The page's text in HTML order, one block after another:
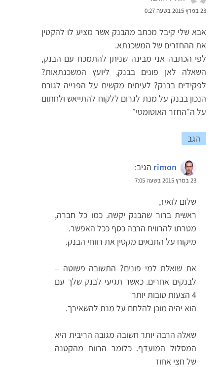
23 במרץ 2015 בשעה 0:27
אבא שלי קיבל מכתב מהבנק אשר מציע לו להקטין
את ההחזרים של המשכנתא.
לפי הכתבה אני מבינה שניתן להתמכח עם הבנק,
השאלה לאן פונים בבנק, ליועץ המשכנתאות?
לפקידים בבנק? לעיתים מקשים על הפנייה לגורם
הנכון בבנק על מנת לגרום ללקוח להתייאש ולחתום
על ה״החזר האוטומטי״
הגב
rimon הגיב:
23 במרץ 2015 בשעה 7:05
שלום לואיז,
ראשית ברור שהבנק יקשה. כמו כל חברה,
מטרתו להרוויח הרבה כסף ככל האפשר.
מיקוח על התנאים מקטין את רווחי הבנק.
את שואלת למי פונים? התשובה פשוטה –
לבנקים אחרים. כאשר תגיעי לבנק שלך עם
4 הצעות טובות יותר
הוא יהיה מוכן להלחם על מנת להשאירך.
שאלה הרבה יותר חשובה מגובה הריבית היא
המסלול המועדף. כלומר הרווח מהקטנה
של חצי אחוז